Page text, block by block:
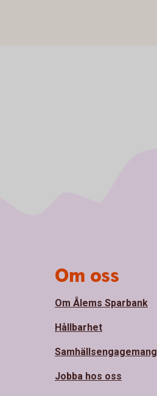
Om oss
Om Ålems Sparbank
Hållbarhet
Samhällsengagemang
Jobba hos oss